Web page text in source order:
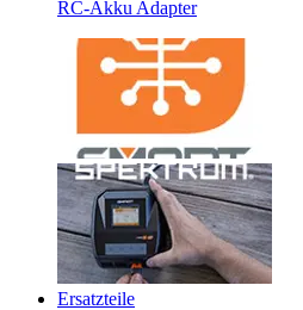
RC-Akku Adapter
Ersatzteile